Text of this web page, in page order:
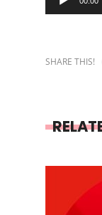
Player
SHARE THIS!